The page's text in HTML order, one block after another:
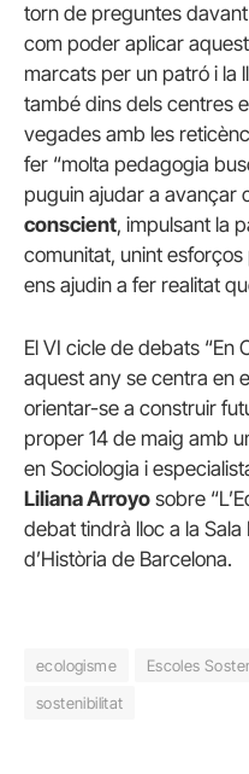
torn de preguntes
com poder aplicar
marcats per un patró i la
també dins dels centres
vegades amb les
fer “molta pedagogia
puguin ajudar a avançar
conscient, impulsant la
comunitat, unint
ens ajudin a fer realitat
El VI cicle de debats “En
aquest any se centra en
orientar-se a construir
proper 14 de maig amb
en Sociologia i
Liliana Arroyo sobre
debat tindrà lloc a la
d’Història de Barcelona.
ecologisme Escoles
sostenibilitat